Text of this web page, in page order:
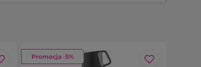
Promocja -5%